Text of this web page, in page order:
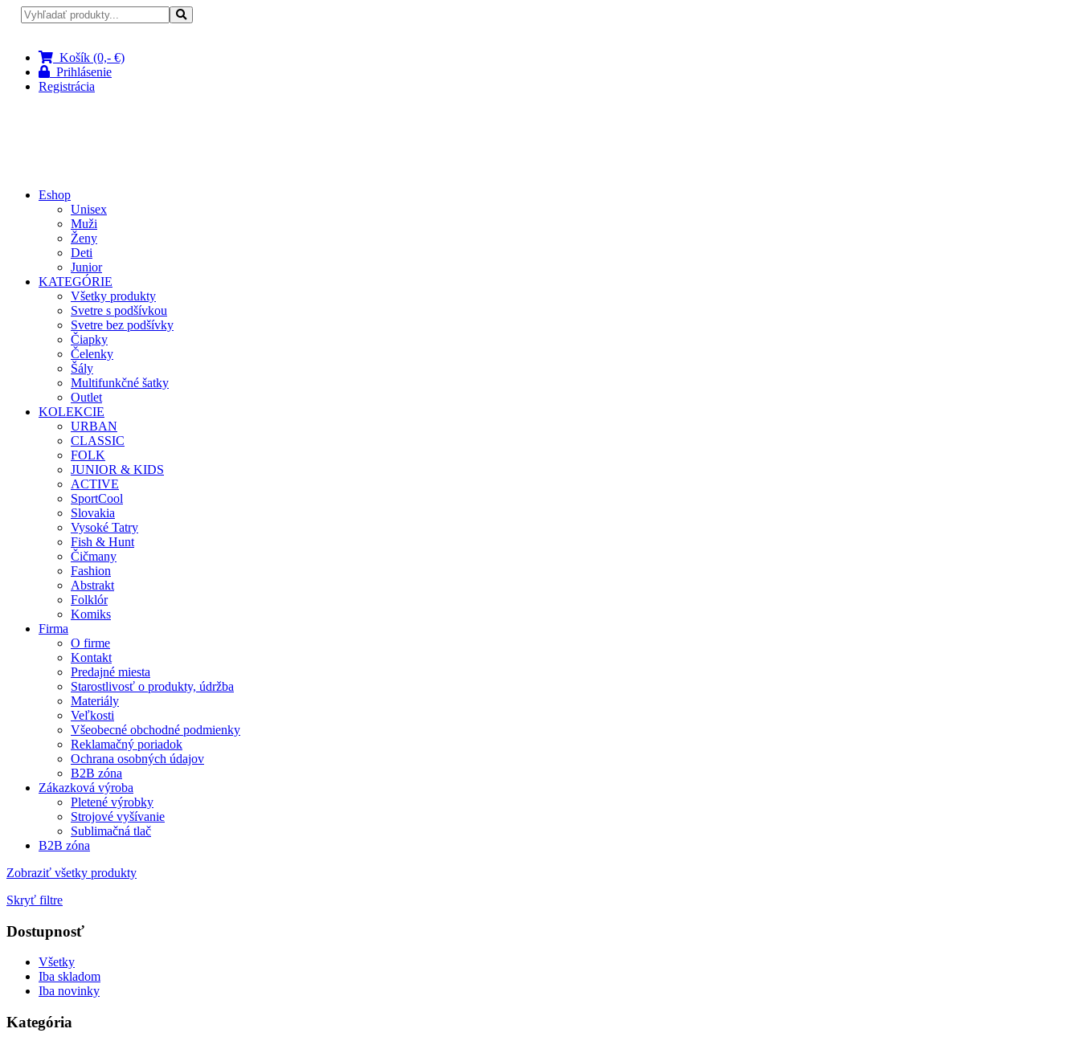
Košík (0,- €)
Prihlásenie
Registrácia
Eshop
Unisex
Muži
Ženy
Deti
Junior
KATEGÓRIE
Všetky produkty
Svetre s podšívkou
Svetre bez podšívky
Čiapky
Čelenky
Šály
Multifunkčné šatky
Outlet
KOLEKCIE
URBAN
CLASSIC
FOLK
JUNIOR & KIDS
ACTIVE
SportCool
Slovakia
Vysoké Tatry
Fish & Hunt
Čičmany
Fashion
Abstrakt
Folklór
Komiks
Firma
O firme
Kontakt
Predajné miesta
Starostlivosť o produkty, údržba
Materiály
Veľkosti
Všeobecné obchodné podmienky
Reklamačný poriadok
Ochrana osobných údajov
B2B zóna
Zákazková výroba
Pletené výrobky
Strojové vyšívanie
Sublimačná tlač
B2B zóna
Zobraziť všetky produkty
Skryť filtre
Dostupnosť
Všetky
Iba skladom
Iba novinky
Kategória